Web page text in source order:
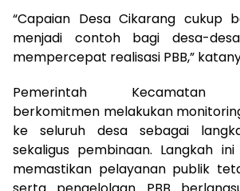
“Capaian Desa Cikarang cukup
menjadi contoh bagi desa-
mempercepat realisasi PBB,”
Pemerintah Kecamatan
berkomitmen melakukan
ke seluruh desa sebagai
sekaligus pembinaan. Langkah
memastikan pelayanan publik